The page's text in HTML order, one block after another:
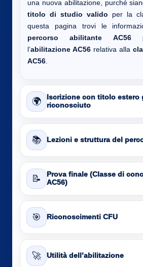
una nuova abilitazione, purché
titolo di studio valido per la
questa pagina trovi le
percorso abilitante AC56
l’abilitazione AC56 relativa alla
AC56
🌍
Iscrizione con titolo estero
riconosciuto
📚 Lezioni e struttura del
📝
Prova finale (Classe di
AC56)
🎯 Riconoscimenti CFU
🚀 Utilità dell’abilitazione